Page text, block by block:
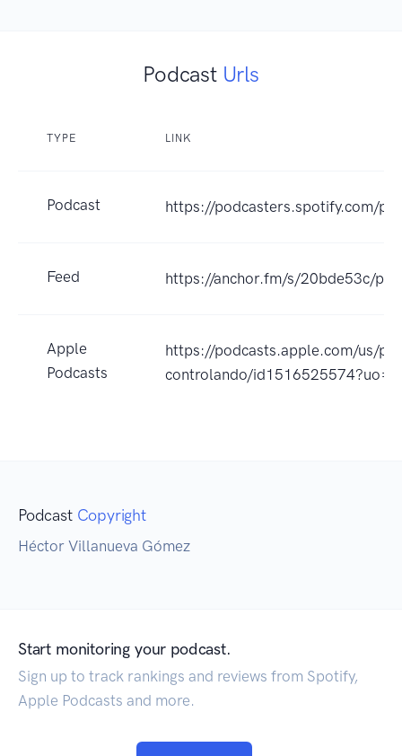
Podcast Urls
TYPE LINK
Podcast https://podcasters.spotify.com/
Feed https://anchor.fm/s/20bde53c/
Apple
Podcasts
https://podcasts.apple.com/us/
controlando/id1516525574?uo=4
Podcast Copyright
Héctor Villanueva Gómez
Start monitoring your podcast.
Sign up to track rankings and reviews from Spotify,
Apple Podcasts and more.